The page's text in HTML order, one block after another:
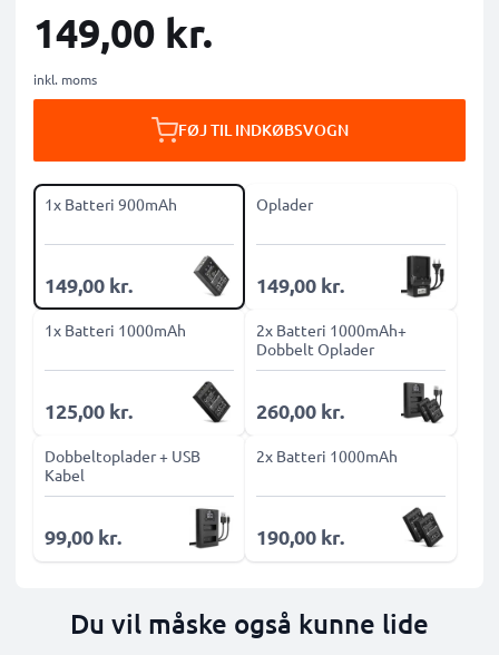
149,00 kr.
inkl. moms
FØJ TIL INDKØBSVOGN
1x Batteri 900mAh
149,00 kr.
Oplader
149,00 kr.
1x Batteri 1000mAh
125,00 kr.
2x Batteri 1000mAh+
Dobbelt Oplader
260,00 kr.
Dobbeltoplader + USB
Kabel
99,00 kr.
2x Batteri 1000mAh
190,00 kr.
Du vil måske også kunne lide